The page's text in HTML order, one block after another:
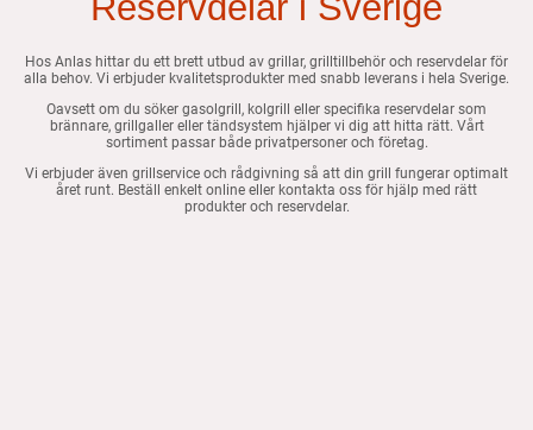
Hos Anlas hittar du ett brett utbud av grillar, grilltillbehör och reservdelar för
alla behov. Vi erbjuder kvalitetsprodukter med snabb leverans i hela Sverige.
Oavsett om du söker gasolgrill, kolgrill eller specifika reservdelar som
brännare, grillgaller eller tändsystem hjälper vi dig att hitta rätt. Vårt
sortiment passar både privatpersoner och företag.
Vi erbjuder även grillservice och rådgivning så att din grill fungerar optimalt
året runt. Beställ enkelt online eller kontakta oss för hjälp med rätt
produkter och reservdelar.